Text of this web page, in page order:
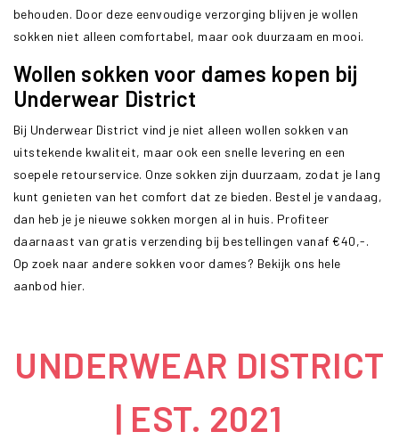
behouden. Door deze eenvoudige verzorging blijven je wollen
sokken niet alleen comfortabel, maar ook duurzaam en mooi.
Wollen sokken voor dames kopen bij
Underwear District
Bij Underwear District vind je niet alleen wollen sokken van
uitstekende kwaliteit, maar ook een snelle levering en een
soepele retourservice. Onze sokken zijn duurzaam, zodat je lang
kunt genieten van het comfort dat ze bieden. Bestel je vandaag,
dan heb je je nieuwe sokken morgen al in huis. Profiteer
daarnaast van gratis verzending bij bestellingen vanaf €40,-.
Op zoek naar andere sokken voor dames? Bekijk ons hele
aanbod hier.
UNDERWEAR DISTRICT
| EST. 2021